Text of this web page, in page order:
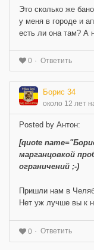
Это сколько же
у меня в городе и
есть ли она там? А
0 Ответить
Борис 34
около 12 лет
Posted by Антон:
[quote
марганцовкой
ограничений ;-)
Пришли нам в
Нет уж лучше вы к
0 Ответить